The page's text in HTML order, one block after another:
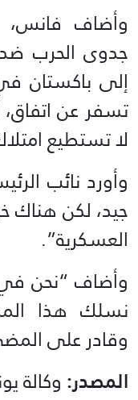
وأضاف
جدوى الحرب ضد
إلى باكستان
تسفر عن اتفاق،
لا تستطيع
وأورد نائب
جيد، لكن هناك
العسكرية”.
وأضاف “نحن في
نسلك هذا
وقادر على
المصدر: وكالة